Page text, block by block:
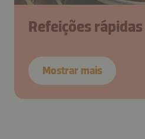
Refeições rápidas
Mostrar mais